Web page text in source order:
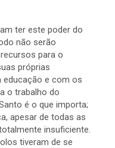
ter este poder do
não serão
para o
próprias
educação e com os
o trabalho do
é o que importa;
apesar de todas as
insuficiente.
tiveram de se